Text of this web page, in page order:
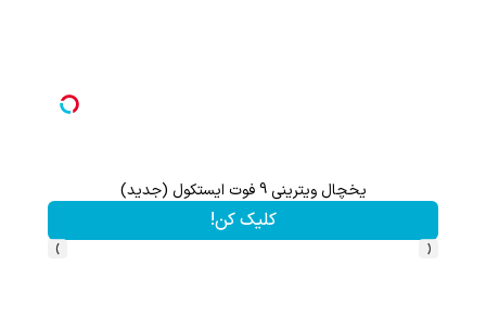
یخچال ویترینی 9 فوت ایستکول (جدید)
کلیک کن!
‹
›